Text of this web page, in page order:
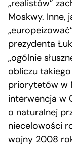
„realistów”
Moskwy. Inne,
prezydenta
„ogólnie
obliczu takiego
priorytetów w
interwencja w
o naturalnej
niecelowości
wojny 2008